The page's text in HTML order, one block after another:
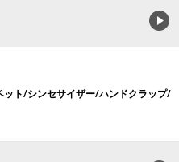
ト/シンセサイザー/ハンドクラップ/